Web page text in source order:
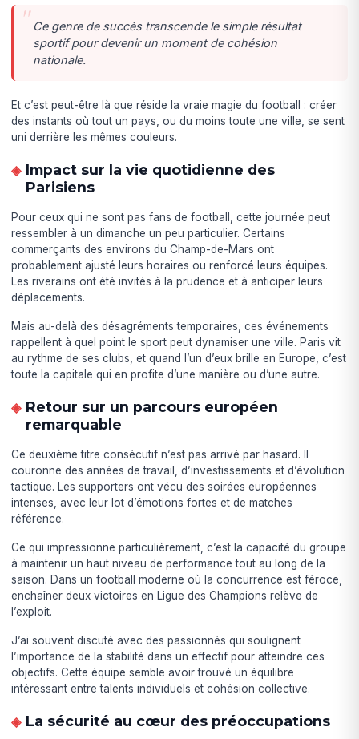
Ce genre de succès transcende le simple résultat
sportif pour devenir un moment de cohésion
nationale.
Et c’est peut-être là que réside la vraie magie du football : créer
des instants où tout un pays, ou du moins toute une ville, se sent
uni derrière les mêmes couleurs.
Impact sur la vie quotidienne des
Parisiens
Pour ceux qui ne sont pas fans de football, cette journée peut
ressembler à un dimanche un peu particulier. Certains
commerçants des environs du Champ-de-Mars ont
probablement ajusté leurs horaires ou renforcé leurs équipes.
Les riverains ont été invités à la prudence et à anticiper leurs
déplacements.
Mais au-delà des désagréments temporaires, ces événements
rappellent à quel point le sport peut dynamiser une ville. Paris vit
au rythme de ses clubs, et quand l’un d’eux brille en Europe, c’est
toute la capitale qui en profite d’une manière ou d’une autre.
Retour sur un parcours européen
remarquable
Ce deuxième titre consécutif n’est pas arrivé par hasard. Il
couronne des années de travail, d’investissements et d’évolution
tactique. Les supporters ont vécu des soirées européennes
intenses, avec leur lot d’émotions fortes et de matches
référence.
Ce qui impressionne particulièrement, c’est la capacité du groupe
à maintenir un haut niveau de performance tout au long de la
saison. Dans un football moderne où la concurrence est féroce,
enchaîner deux victoires en Ligue des Champions relève de
l’exploit.
J’ai souvent discuté avec des passionnés qui soulignent
l’importance de la stabilité dans un effectif pour atteindre ces
objectifs. Cette équipe semble avoir trouvé un équilibre
intéressant entre talents individuels et cohésion collective.
La sécurité au cœur des préoccupations